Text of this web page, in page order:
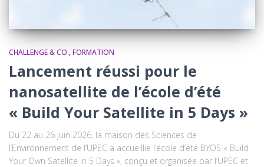
CHALLENGE & CO. FORMATION
Lancement réussi pour le
nanosatellite de l’école d’été
« Build Your Satellite in 5 Days »
Du 22 au 26 juin 2026, la maison des Sciences de
l’Environnement de l’UPEC a accueillie l’école d’été BYOS « Build
Your Own Satellite in 5 Days », conçu et organisée par l’UPEC et